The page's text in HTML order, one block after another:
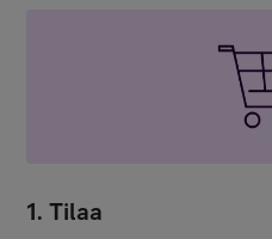
1. Tilaa